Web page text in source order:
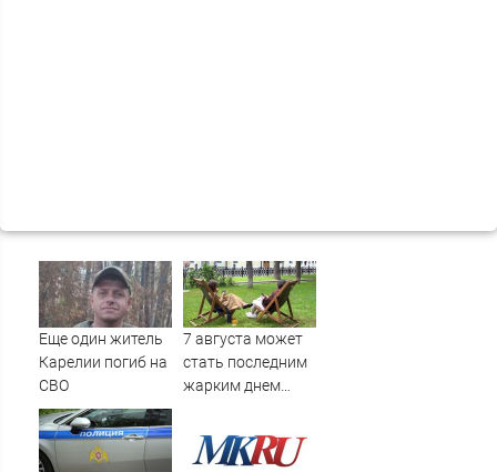
Еще один житель
Карелии погиб на
СВО
7 августа может
стать последним
жарким днем
Москве - Новости
на Вести.ru